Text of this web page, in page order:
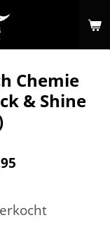
Chemie
& Shine